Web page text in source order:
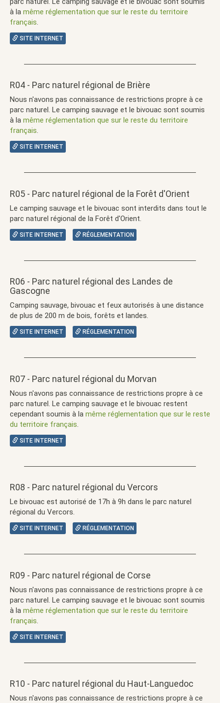
à la même réglementation que sur le reste du territoire
français.
SITE INTERNET
R04 - Parc naturel régional de Brière
Nous n'avons pas connaissance de restrictions propre à ce
parc naturel. Le camping sauvage et le bivouac sont soumis
à la même réglementation que sur le reste du territoire
français.
SITE INTERNET
R05 - Parc naturel régional de la Forêt d'Orient
Le camping sauvage et le bivouac sont interdits dans tout le
parc naturel régional de la Forêt d'Orient.
SITE INTERNET RÉGLEMENTATION
R06 - Parc naturel régional des Landes de
Gascogne
Camping sauvage, bivouac et feux autorisés à une distance
de plus de 200 m de bois, forêts et landes.
SITE INTERNET RÉGLEMENTATION
R07 - Parc naturel régional du Morvan
Nous n'avons pas connaissance de restrictions propre à ce
parc naturel. Le camping sauvage et le bivouac restent
cependant soumis à la même réglementation que sur le reste
du territoire français.
SITE INTERNET
R08 - Parc naturel régional du Vercors
Le bivouac est autorisé de 17h à 9h dans le parc naturel
régional du Vercors.
SITE INTERNET RÉGLEMENTATION
R09 - Parc naturel régional de Corse
Nous n'avons pas connaissance de restrictions propre à ce
parc naturel. Le camping sauvage et le bivouac sont soumis
à la même réglementation que sur le reste du territoire
français.
SITE INTERNET
R10 - Parc naturel régional du Haut-Languedoc
Nous n'avons pas connaissance de restrictions propre à ce